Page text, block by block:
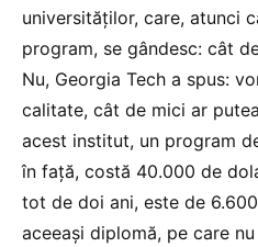
universităților, care, atunci
program, se gândesc: cât
Nu, Georgia Tech a spus:
calitate, cât de mici ar
acest institut, un program
în față, costă 40.000 de
tot de doi ani, este de
aceeași diplomă, pe care